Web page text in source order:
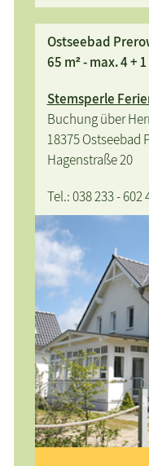
Ostseebad
65 m² - max. 4 +
Stemsperle
Buchung über
18375 Ostseebad
Hagenstraße 20
Tel.: 038 233 - 602